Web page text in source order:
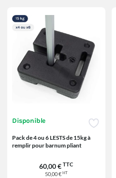
Disponible
Pack de 4 ou 6 LESTS de 15kg à
remplir pour barnum pliant
60,00 € TTC
50,00 € HT